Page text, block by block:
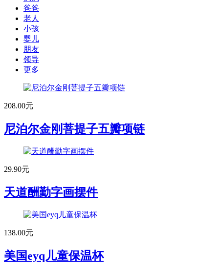
爸爸
老人
小孩
婴儿
朋友
领导
更多
208.00元
尼泊尔金刚菩提子五瓣项链
29.90元
天道酬勤字画摆件
138.00元
美国eyq儿童保温杯